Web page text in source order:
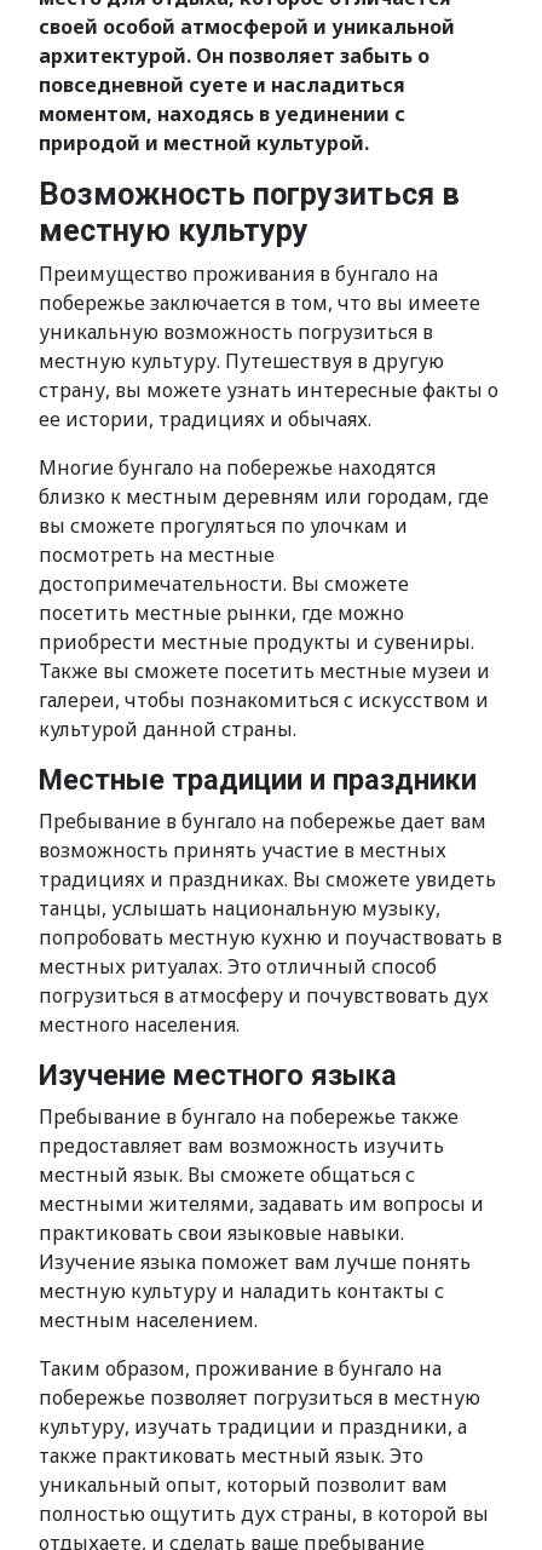
своей особой атмосферой и уникальной
архитектурой. Он позволяет забыть о
повседневной суете и насладиться
моментом, находясь в уединении с
природой и местной культурой.
Возможность погрузиться в
местную культуру
Преимущество проживания в бунгало на
побережье заключается в том, что вы имеете
уникальную возможность погрузиться в
местную культуру. Путешествуя в другую
страну, вы можете узнать интересные факты о
ее истории, традициях и обычаях.
Многие бунгало на побережье находятся
близко к местным деревням или городам, где
вы сможете прогуляться по улочкам и
посмотреть на местные
достопримечательности. Вы сможете
посетить местные рынки, где можно
приобрести местные продукты и сувениры.
Также вы сможете посетить местные музеи и
галереи, чтобы познакомиться с искусством и
культурой данной страны.
Местные традиции и праздники
Пребывание в бунгало на побережье дает вам
возможность принять участие в местных
традициях и праздниках. Вы сможете увидеть
танцы, услышать национальную музыку,
попробовать местную кухню и поучаствовать в
местных ритуалах. Это отличный способ
погрузиться в атмосферу и почувствовать дух
местного населения.
Изучение местного языка
Пребывание в бунгало на побережье также
предоставляет вам возможность изучить
местный язык. Вы сможете общаться с
местными жителями, задавать им вопросы и
практиковать свои языковые навыки.
Изучение языка поможет вам лучше понять
местную культуру и наладить контакты с
местным населением.
Таким образом, проживание в бунгало на
побережье позволяет погрузиться в местную
культуру, изучать традиции и праздники, а
также практиковать местный язык. Это
уникальный опыт, который позволит вам
полностью ощутить дух страны, в которой вы
отдыхаете, и сделать ваше пребывание